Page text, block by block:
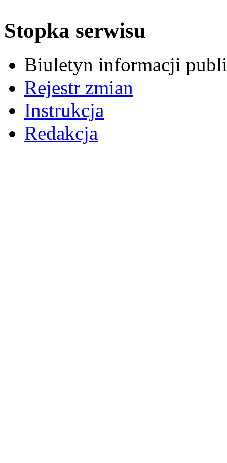
Stopka serwisu
Biuletyn informacji
Rejestr zmian
Instrukcja
Redakcja